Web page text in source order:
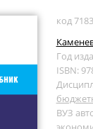
код
Год
ISBN:
ВУЗ